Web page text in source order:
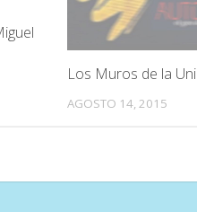
Los Muros de la Uni
AGOSTO 14, 2015